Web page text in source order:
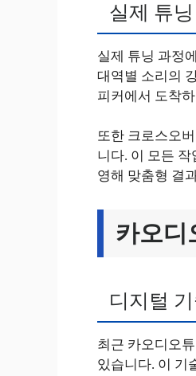
실제 튜닝
실제 튜닝 과정
대역별 소리의
피커에서 도착
또한 크로스오
니다. 이 모든
영해 맞춤형 결
카오디
디지털
최근 카오디오
있습니다. 이 기